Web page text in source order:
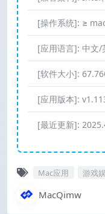
[操作系统]: ≥
[应用语言]: 中文/
[软件大小]:
[应用版本]:
[最近更新]:
Mac应用 游戏
MacQimw